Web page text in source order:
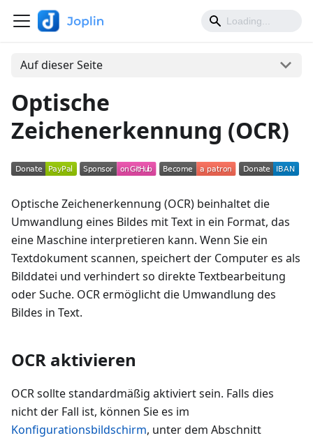
Auf dieser Seite
Optische
Zeichenerkennung (OCR)
Optische Zeichenerkennung (OCR) beinhaltet die
Umwandlung eines Bildes mit Text in ein Format, das
eine Maschine interpretieren kann. Wenn Sie ein
Textdokument scannen, speichert der Computer es als
Bilddatei und verhindert so direkte Textbearbeitung
oder Suche. OCR ermöglicht die Umwandlung des
Bildes in Text.
OCR aktivieren
OCR sollte standardmäßig aktiviert sein. Falls dies
nicht der Fall ist, können Sie es im
Konfigurationsbildschirm, unter dem Abschnitt